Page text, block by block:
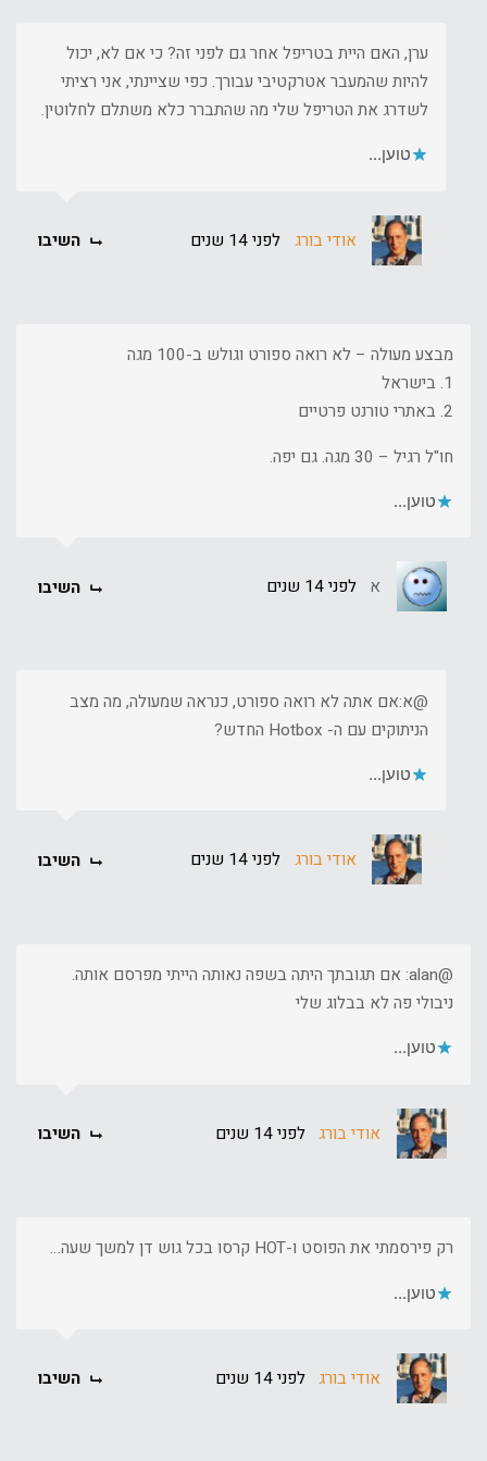
ערן, האם היית בטריפל אחר גם לפני זה? כי אם לא, יכול
להיות שהמעבר אטרקטיבי עבורך. כפי שציינתי, אני רציתי
לשדרג את הטריפל שלי מה שהתברר כלא משתלם לחלוטין.
טוען...
אודי בורג לפני 14 שנים השיבו
מבצע מעולה – לא רואה ספורט וגולש ב-100 מגה
1. בישראל
2. באתרי טורנט פרטיים
חו"ל רגיל – 30 מגה. גם יפה.
טוען...
א לפני 14 שנים השיבו
@א:אם אתה לא רואה ספורט, כנראה שמעולה, מה מצב
הניתוקים עם ה- Hotbox החדש?
טוען...
אודי בורג לפני 14 שנים השיבו
@alan: אם תגובתך היתה בשפה נאותה הייתי מפרסם אותה.
ניבולי פה לא בבלוג שלי
טוען...
אודי בורג לפני 14 שנים השיבו
רק פירסמתי את הפוסט ו-HOT קרסו בכל גוש דן למשך שעה…
טוען...
אודי בורג לפני 14 שנים השיבו